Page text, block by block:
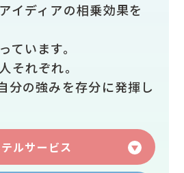
イディアの相乗効果を
ています。
それぞれ。
分の強みを存分に発揮し
ルサービス